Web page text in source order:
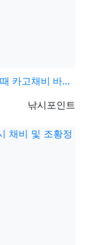
바다낚시 조황정보
등록자
낚시포인트